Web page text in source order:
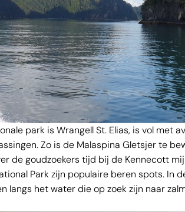
park is Wrangell St. Elias, is vol met
Zo is de Malaspina Gletsjer te
de goudzoekers tijd bij de Kennecott
Park zijn populaire beren spots. In
langs het water die op zoek zijn naar